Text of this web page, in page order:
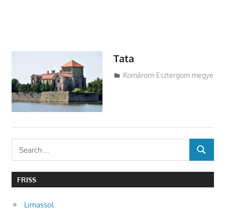
Tata
Utazasok.org
Komárom-Esztergom megye
SEARCH
FRISS
Limassol